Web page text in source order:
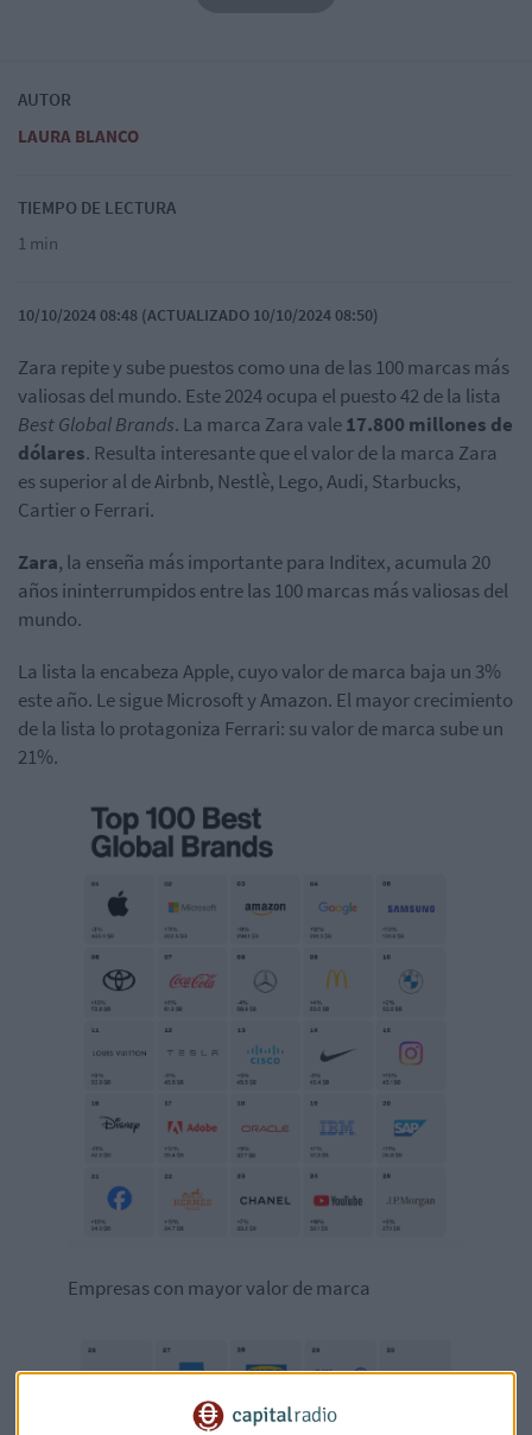
AUTOR
LAURA BLANCO
TIEMPO DE LECTURA
1 min
10/10/2024 08:48 (ACTUALIZADO 10/10/2024 08:50)
Zara repite y sube puestos como una de las 100 marcas más
valiosas del mundo. Este 2024 ocupa el puesto 42 de la lista
Best Global Brands. La marca Zara vale17.800 millones de
dólares. Resulta interesante que el valor de la marca Zara
es superior al de Airbnb, Nestlè, Lego, Audi, Starbucks,
Cartier o Ferrari.
Zara, la enseña más importante para Inditex, acumula 20
años ininterrumpidos entre las 100 marcas más valiosas del
mundo.
La lista la encabeza Apple, cuyo valor de marca baja un 3%
este año. Le sigue Microsoft y Amazon. El mayor crecimiento
de la lista lo protagoniza Ferrari: su valor de marca sube un
21%.
Empresas con mayor valor de marca